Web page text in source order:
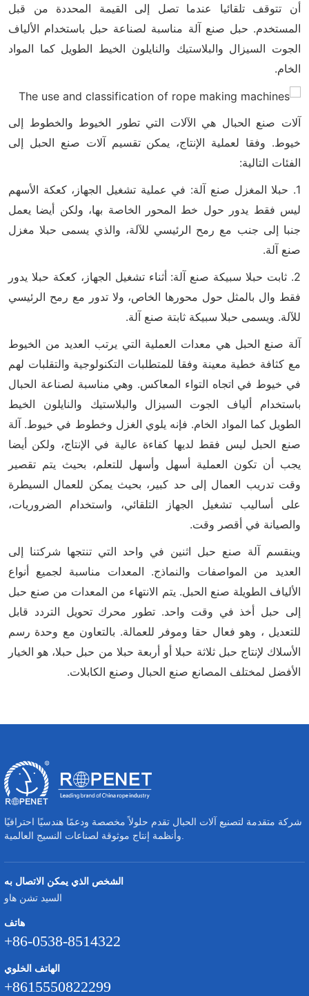
أن تتوقف تلقائيا عندما تصل إلى القيمة المحددة من قبل
المستخدم. حبل صنع آلة مناسبة لصناعة حبل باستخدام الألياف
الجوت السيزال والبلاستيك والنايلون الخيط الطويل كما المواد
الخام.
آلات صنع الحبال هي الآلات التي تطور الخيوط والخطوط إلى
خيوط. وفقا لعملية الإنتاج، يمكن تقسيم آلات صنع الحبل إلى
الفئات التالية:
1. حبلا المغزل صنع آلة: في عملية تشغيل الجهاز، كعكة الأسهم
ليس فقط يدور حول خط المحور الخاصة بها، ولكن أيضا يعمل
جنبا إلى جنب مع رمح الرئيسي للآلة، والذي يسمى حبلا مغزل
صنع آلة.
2. ثابت حبلا سبيكة صنع آلة: أثناء تشغيل الجهاز، كعكة حبلا يدور
فقط وال بالمثل حول محورها الخاص، ولا تدور مع رمح الرئيسي
للآلة. ويسمى حبلا سبيكة ثابتة صنع آلة.
آلة صنع الحبل هي معدات العملية التي يرتب العديد من الخيوط
مع كثافة خطية معينة وفقا للمتطلبات التكنولوجية والتقلبات لهم
في خيوط في اتجاه التواء المعاكس. وهي مناسبة لصناعة الحبال
باستخدام ألياف الجوت السيزال والبلاستيك والنايلون الخيط
الطويل كما المواد الخام. فإنه يلوي الغزل وخطوط في خيوط. آلة
صنع الحبل ليس فقط لديها كفاءة عالية في الإنتاج، ولكن أيضا
يجب أن تكون العملية أسهل وأسهل للتعلم، بحيث يتم تقصير
وقت تدريب العمال إلى حد كبير، بحيث يمكن للعمال السيطرة
على أساليب تشغيل الجهاز التلقائي، واستخدام الضروريات،
والصيانة في أقصر وقت.
وينقسم آلة صنع حبل اثنين في واحد التي تنتجها شركتنا إلى
العديد من المواصفات والنماذج. المعدات مناسبة لجميع أنواع
الألياف الطويلة صنع الحبل. يتم الانتهاء من المعدات من صنع حبل
إلى حبل أخذ في وقت واحد. تطور محرك تحويل التردد قابل
للتعديل ، وهو فعال حقا وموفر للعمالة. بالتعاون مع وحدة رسم
الأسلاك لإنتاج حبل ثلاثة حبلا أو أربعة حبلا من حبل حبلا، هو الخيار
الأفضل لمختلف المصانع صنع الحبال وصنع الكابلات.
شركة متقدمة لتصنيع آلات الحبال تقدم حلولاً مخصصة ودعمًا هندسيًا احترافيًا
الشخص الذي يمكن الاتصال به
السيد تشن هاو
هاتف
+86-0538-8514322
الهاتف الخلوي
+8615550822299